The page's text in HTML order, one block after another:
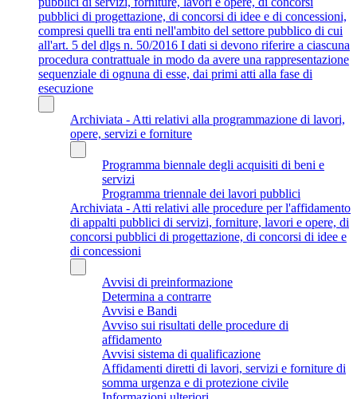
pubblici di progettazione, di concorsi di idee e di concessioni,
compresi quelli tra enti nell'ambito del settore pubblico di cui
all'art. 5 del dlgs n. 50/2016 I dati si devono riferire a ciascuna
procedura contrattuale in modo da avere una rappresentazione
sequenziale di ognuna di esse, dai primi atti alla fase di
esecuzione
Archiviata - Atti relativi alla programmazione di lavori,
opere, servizi e forniture
Programma biennale degli acquisiti di beni e
servizi
Programma triennale dei lavori pubblici
Archiviata - Atti relativi alle procedure per l'affidamento
di appalti pubblici di servizi, forniture, lavori e opere, di
concorsi pubblici di progettazione, di concorsi di idee e
di concessioni
Avvisi di preinformazione
Determina a contrarre
Avvisi e Bandi
Avviso sui risultati delle procedure di
affidamento
Avvisi sistema di qualificazione
Affidamenti diretti di lavori, servizi e forniture di
somma urgenza e di protezione civile